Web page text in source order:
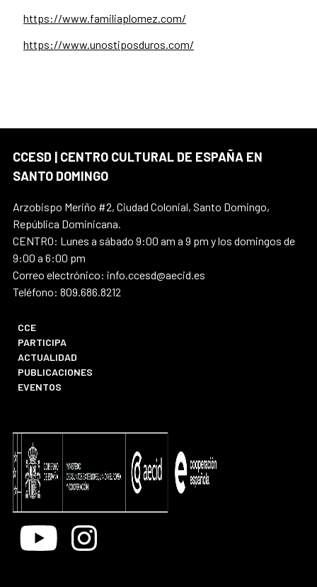
https://www.familiaplomez.com/
https://www.unostiposduros.com/
CCESD | CENTRO CULTURAL DE ESPAÑA EN
SANTO DOMINGO
Arzobispo Meriño #2, Ciudad Colonial, Santo Domingo,
República Dominicana.
CENTRO: Lunes a sábado 9:00 am a 9 pm y los domingos de
9:00 a 6:00 pm
Correo electrónico: info.ccesd@aecid.es
Teléfono: 809.686.8212
CCE
PARTICIPA
ACTUALIDAD
PUBLICACIONES
EVENTOS
Youtube Instagram